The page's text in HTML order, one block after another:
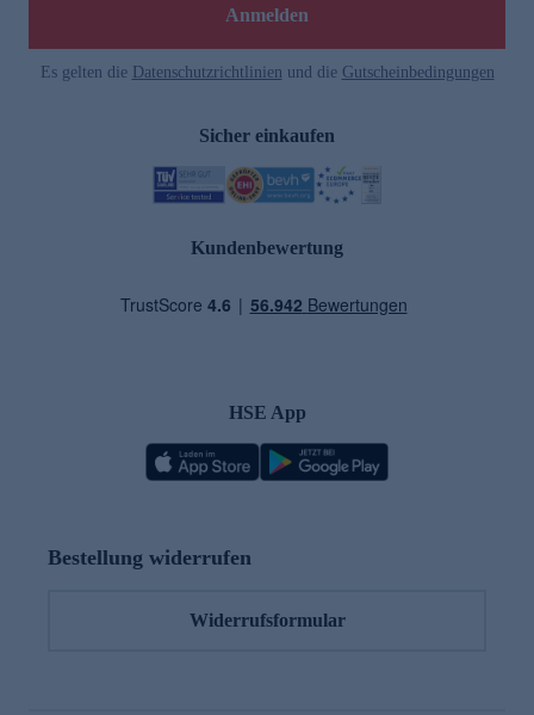
Anmelden
Es gelten die Datenschutzrichtlinien und die Gutscheinbedingungen
Sicher einkaufen
Kundenbewertung
HSE App
Bestellung widerrufen
Widerrufsformular